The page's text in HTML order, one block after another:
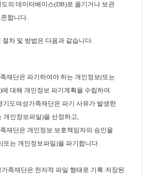
의 데이터베이스(DB)로 옮기거나 보관
합니다.
차 및 방법은 다음과 같습니다.
재단은 파기하여야 하는 개인정보(또는
대해 개인정보 파기계획을 수립하여
기도여성가족재단은 파기 사유가 발생한
개인정보파일)을 선정하고,
재단은 개인정보 보호책임자의 승인을
또는 개인정보파일)을 파기합니다.
족재단은 전자적 파일 형태로 기록·저장된